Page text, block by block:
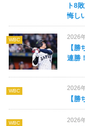
ト8
悔し
WBC 2026
【
連勝
WBC 2026
【
WBC 2026